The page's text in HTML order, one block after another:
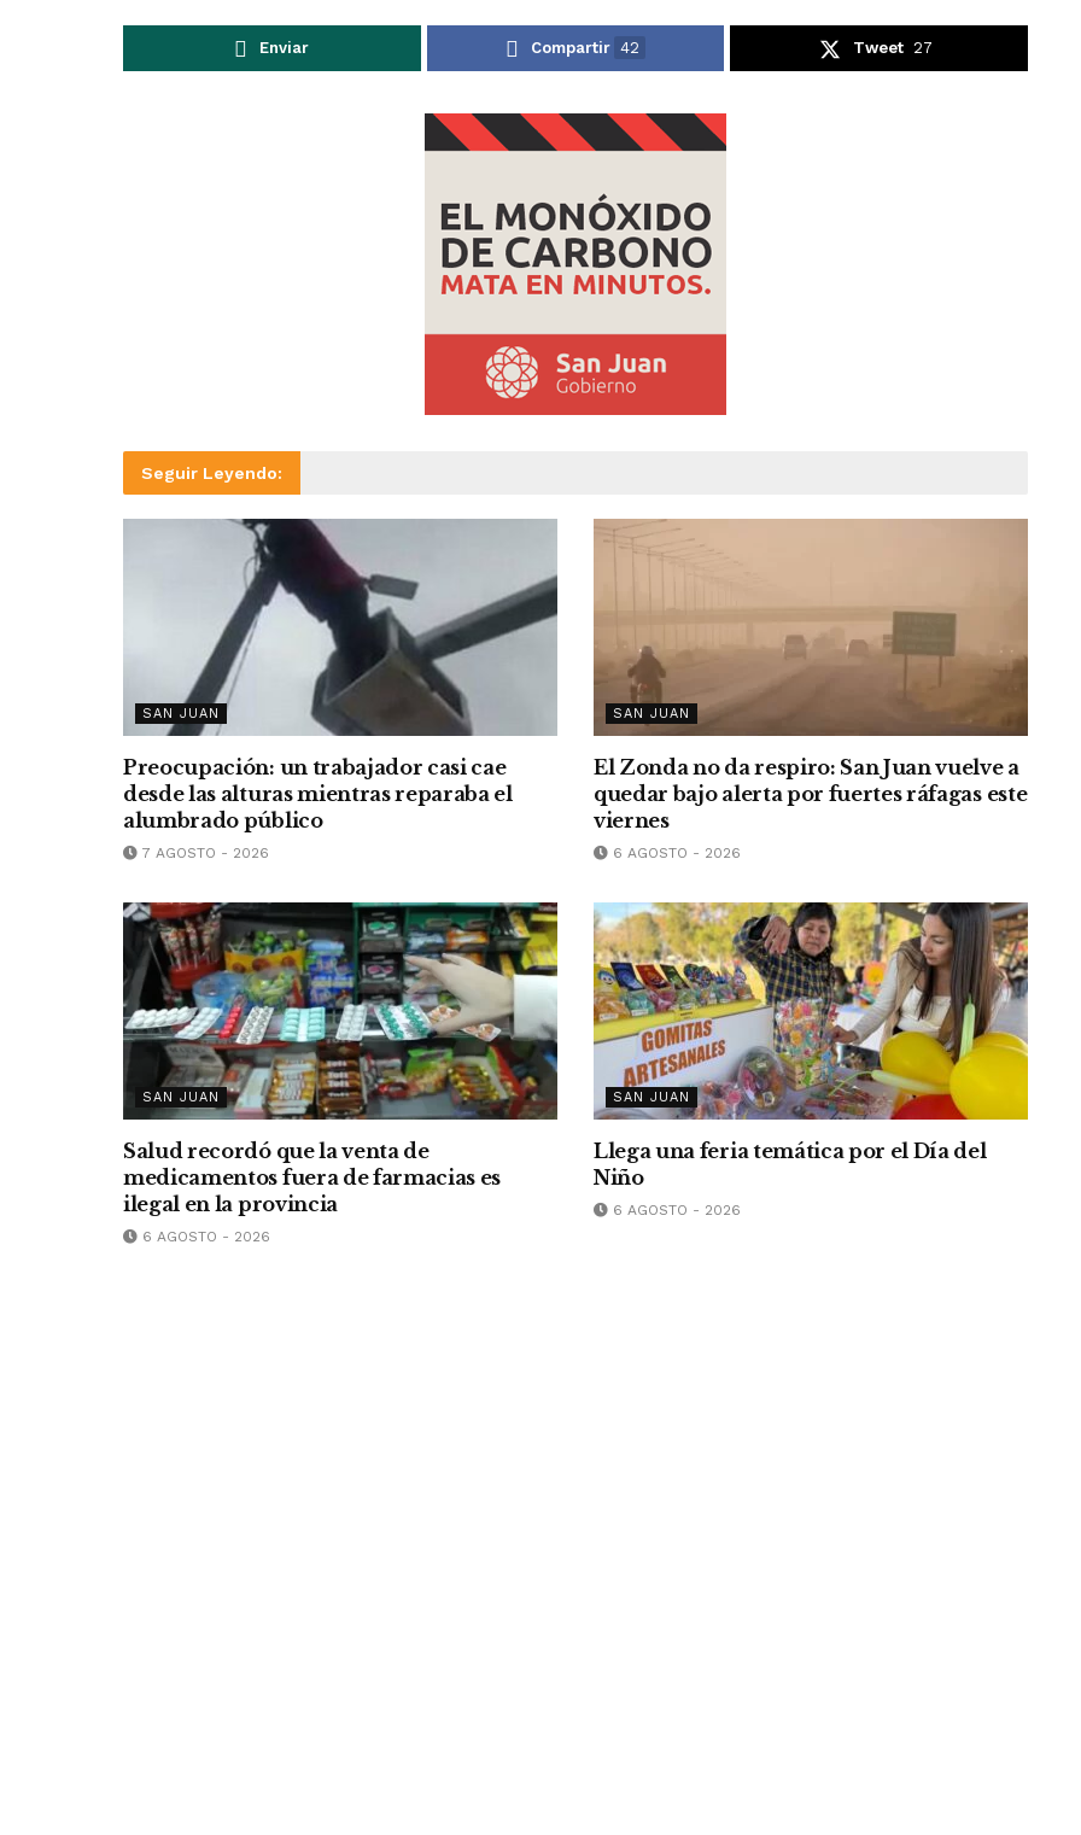
Enviar Compartir 42 Tweet 27
Seguir Leyendo:
SAN JUAN
Preocupación: un trabajador casi cae
desde las alturas mientras reparaba el
alumbrado público
7 AGOSTO - 2026
SAN JUAN
El Zonda no da respiro: San Juan vuelve a
quedar bajo alerta por fuertes ráfagas este
viernes
6 AGOSTO - 2026
SAN JUAN
Salud recordó que la venta de
medicamentos fuera de farmacias es
ilegal en la provincia
6 AGOSTO - 2026
SAN JUAN
Llega una feria temática por el Día del
Niño
6 AGOSTO - 2026